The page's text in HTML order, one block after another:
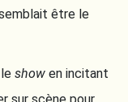
être le
show en incitant